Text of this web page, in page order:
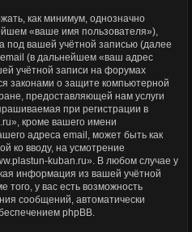
как минимум, однозначно
«ваше имя пользователя»),
под вашей учётной записью (далее
(в дальнейшем «ваш адрес
учётной записи на форумах
законами о защите компьютерной
предоставляющей нам услуги
при регистрации в
кроме вашего имени
адреса email, может быть как
ко вводу, на усмотрение
kuban.ru». В любом случае у
информация из вашей учётной
того, у вас есть возможность
сообщений, автоматически
phpBB.